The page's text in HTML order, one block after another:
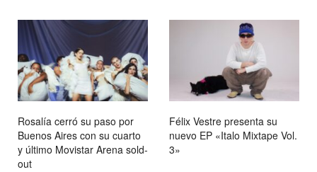
Rosalía cerró su paso por
Buenos Aires con su cuarto
y último Movistar Arena sold-
out
Félix Vestre presenta su
nuevo EP «Italo Mixtape Vol.
3»